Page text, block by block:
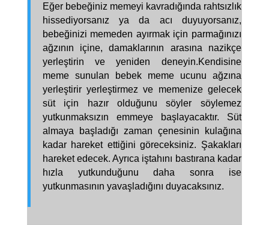
Eğer bebeğiniz memeyi kavradığında rahtsızlık
hissediyorsanız ya da acı duyuyorsanız,
bebeğinizi memeden ayırmak için parmağınızı
ağzının içine, damaklarının arasına nazikçe
yerleştirin ve yeniden deneyin.Kendisine
meme sunulan bebek meme ucunu ağzına
yerleştirir yerleştirmez ve memenize gelecek
süt için hazır olduğunu söyler söylemez
yutkunmaksızın emmeye başlayacaktır. Süt
almaya başladığı zaman çenesinin kulağına
kadar hareket ettiğini göreceksiniz. Şakakları
hareket edecek. Ayrıca iştahını bastırana kadar
hızla yutkunduğunu daha sonra ise
yutkunmasının yavaşladığını duyacaksınız.